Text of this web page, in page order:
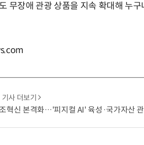
무장애 관광 상품을 지속 확대해 누
기사 더보기
혁신 본격화…'피지컬 AI' 육성·국가자산